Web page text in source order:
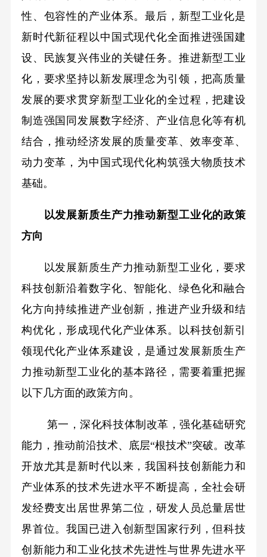
性、包容性的产业体系。最后，新型工业化是
新时代新征程以中国式现代化全面推进强国建
设、民族复兴伟业的关键任务。推进新型工业
化，要求坚持以新发展理念为引领，把高质量
发展的要求贯穿新型工业化的全过程，把建设
制造强国同发展数字经济、产业信息化等有机
结合，推动经济发展的质量变革、效率变革、
动力变革，为中国式现代化构筑强大物质技术
基础。
以发展新质生产力推动新型工业化的政策
方向
以发展新质生产力推动新型工业化，要求
科技创新沿着数字化、智能化、绿色化和融合
化方向持续推进产业创新，推进产业升级和结
构优化，形成现代化产业体系。以科技创新引
领现代化产业体系建设，是通过发展新质生产
力推动新型工业化的基本路径，需要着重把握
以下几方面的政策方向。
第一，深化科技体制改革，强化基础研究
能力，推动前沿技术、底层“根技术”突破。改革
开放尤其是新时代以来，我国科技创新能力和
产业体系的技术先进水平不断提高，全社会研
发经费支出居世界第二位，研发人员总量居世
界首位。我国已进入创新型国家行列，但科技
创新能力和工业化技术先进性与世界先进水平